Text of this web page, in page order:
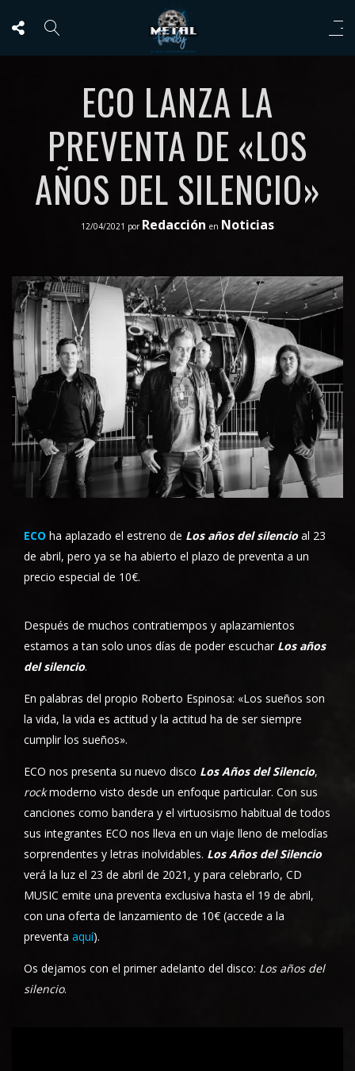
ECO LANZA LA
PREVENTA DE «LOS
AÑOS DEL SILENCIO»
12/04/2021 por Redacción en Noticias
ECO ha aplazado el estreno de Los años del silencioal 23
de abril, pero ya se ha abierto el plazo de preventa a un
precio especial de 10€.
Después de muchos contratiempos y aplazamientos
estamos a tan solo unos días de poder escuchar Los años
del silencio.
En palabras del propio Roberto Espinosa: «Los sueños son
la vida, la vida es actitud y la actitud ha de ser siempre
cumplir los sueños».
ECO nos presenta su nuevo disco Los Años del Silencio,
rockmoderno visto desde un enfoque particular. Con sus
canciones como bandera y el virtuosismo habitual de todos
sus integrantes ECO nos lleva en un viaje lleno de melodías
sorprendentes y letras inolvidables. Los Años del Silencio
verá la luz el 23 de abril de 2021, y para celebrarlo, CD
MUSIC emite una preventa exclusiva hasta el 19 de abril,
con una oferta de lanzamiento de 10€ (accede a la
preventa aquí).
Os dejamos con el primer adelanto del disco: Los años del
silencio.